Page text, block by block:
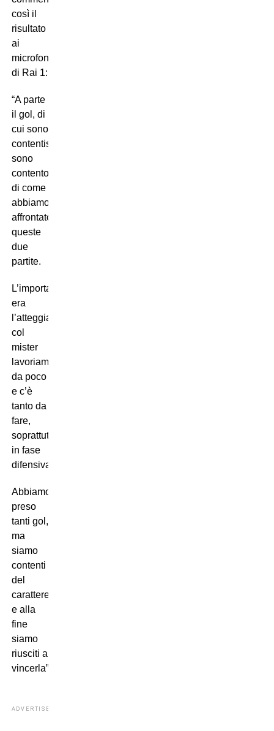
così il
risultato
ai
microfoni
di Rai 1:
“A parte
il gol, di
cui sono
contentissimo,
sono
contento
di come
abbiamo
affrontato
queste
due
partite.
L’importante
era
l’atteggiamento,
col
mister
lavoriamo
da poco
e c’è
tanto da
fare,
soprattutto
in fase
difensiva.
Abbiamo
preso
tanti gol,
ma
siamo
contenti
del
carattere
e alla
fine
siamo
riusciti a
vincerla”.
ADVERTISEMENT